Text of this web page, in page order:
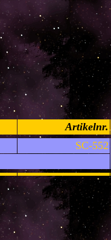
Artikelnr.
SC-552